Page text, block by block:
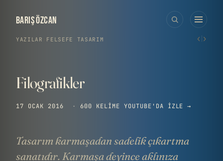
BARIŞ ÖZCAN
YAZILAR FELSEFE TASARIM ‹ ›
Filografikler
17 OCAK 2016 · 600 KELIME YOUTUBE'DA IZLE →
Tasarım karmaşadan sadelik çıkartma
sanatıdır. Karmaşa deyince aklınıza